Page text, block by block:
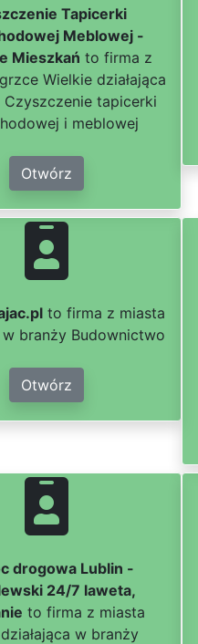
Tapicerki
Meblowej -
Mieszkań to firma z
Wielkie działająca
tapicerki
i meblowej
Otwórz
to firma z miasta
w branży Budownictwo
Otwórz
drogowa Lublin -
24/7 laweta,
to firma z miasta
w branży